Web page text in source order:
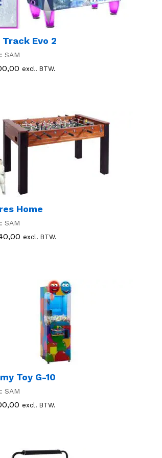
Track Evo 2
SAM
excl. BTW.
Home
SAM
excl. BTW.
Toy G-10
SAM
excl. BTW.